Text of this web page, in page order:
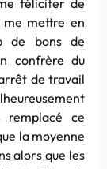
me mettre en
de bons de
confrère du
de travail
remplacé ce
la moyenne
alors que les